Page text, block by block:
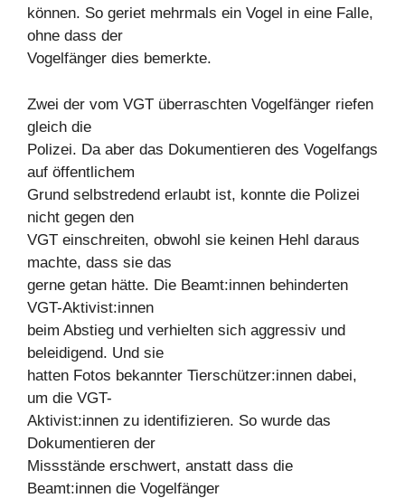
können. So geriet mehrmals ein Vogel in eine Falle,
ohne dass der
Vogelfänger dies bemerkte.
Zwei der vom VGT überraschten Vogelfänger riefen
gleich die
Polizei. Da aber das Dokumentieren des Vogelfangs
auf öffentlichem
Grund selbstredend erlaubt ist, konnte die Polizei
nicht gegen den
VGT einschreiten, obwohl sie keinen Hehl daraus
machte, dass sie das
gerne getan hätte. Die Beamt:innen behinderten
VGT-Aktivist:innen
beim Abstieg und verhielten sich aggressiv und
beleidigend. Und sie
hatten Fotos bekannter Tierschützer:innen dabei,
um die VGT-
Aktivist:innen zu identifizieren. So wurde das
Dokumentieren der
Missstände erschwert, anstatt dass die
Beamt:innen die Vogelfänger